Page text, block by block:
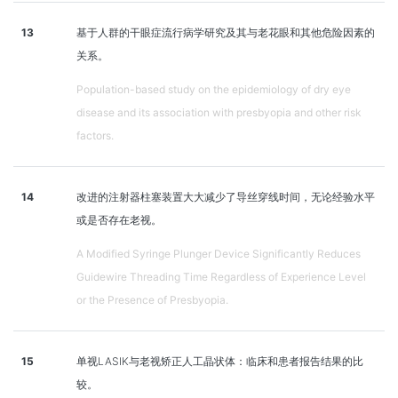
13
基于人群的干眼症流行病学研究及其与老花眼和其他危险因素的
关系。
Population-based study on the epidemiology of dry eye
disease and its association with presbyopia and other risk
factors.
14
改进的注射器柱塞装置大大减少了导丝穿线时间，无论经验水平
或是否存在老视。
A Modified Syringe Plunger Device Significantly Reduces
Guidewire Threading Time Regardless of Experience Level
or the Presence of Presbyopia.
15
单视LASIK与老视矫正人工晶状体：临床和患者报告结果的比
较。